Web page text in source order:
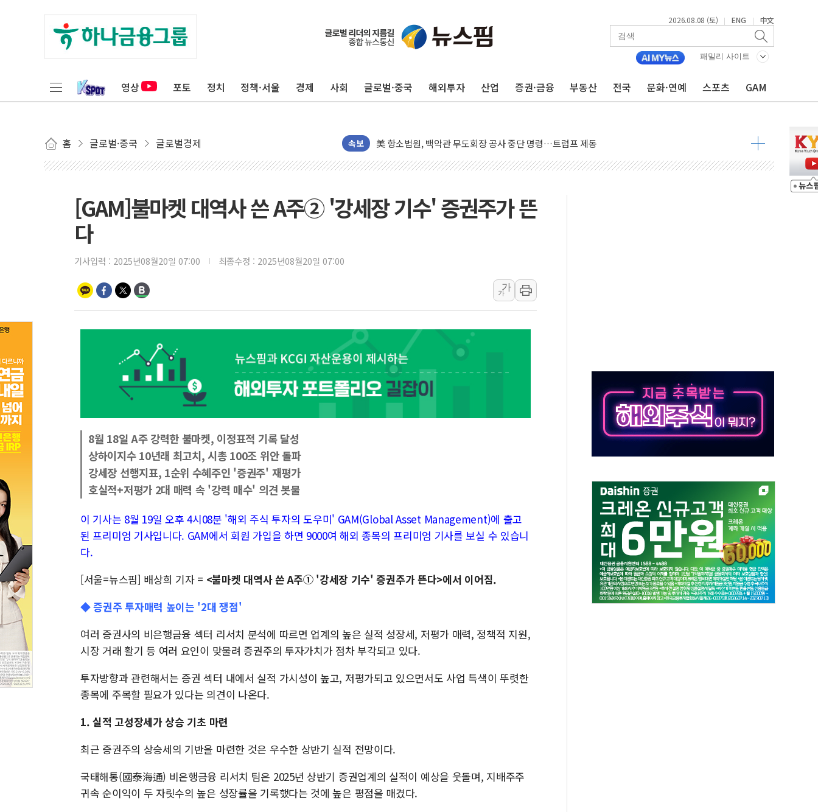
2026.08.08 (토) | ENG | 中文
패밀리 사이트
영상 포토 정치 정책·서울 경제 사회 글로벌·중국 해외투자 산업 증권·금융 부동산 전국 문화·연예 스포츠 GAM
홈 글로벌·중국 글로벌경제 속보
[종합] 이슬람 수니파 3국, '공동방위협정' 체결… 이스라엘·이란 위협에 맞설 자체 억지력 강화
美 항소법원, 백악관 무도회장 공사 중단 명령…트럼프 제동
이란의 핵심 원유 수출항 '하르그섬', 최근 1주일 이상 '올스톱'… 美 해상봉쇄 영향
[AI MY 뉴스] 뉴욕 반도체주 프리뷰...美 고용 쇼크에 반도체주 '활짝'
뉴욕증시 프리뷰, 美 고용 쇼크에 금리 인상 우려 후퇴…나스닥 선물 1%대 상승
보훈부, 미 DPAA와 MOU… "6·25 미군 실종자 7359명 끝까지 찾겠다"
트럼프 "금리 내려야"…파월 때와 달리 워시엔 톤 낮춰
李 "해남 태양광, 대한민국 다음 100년 밑거름…수도권 집중 완화 전환점"
李 대통령, '6시간 마라톤 부동산 2차 회의' 주재… "전폭적 공급 확대·속도전 총력"
트럼프, 中 겨냥 폴리실리콘 관세 15% 부과…美 태양광주 급등
[사진] 빈살만과 에르도안의 만남
이란와이어 "이란 최고지도자 위독…곧 사망해도 놀랍지 않아"
남동발전, 해남군에 국내 최대 규모 400MW 태양광 착공…여의도 1.6배 규모
[인도증시] 중동 불안 속 유가 상승에 소폭 하락...금융주 낙폭 커
[GAM]불마켓 대역사 쓴 A주② '강세장 기수' 증권주가 뜬
다
기사입력 : 2025년08월20일 07:00 최종수정 : 2025년08월20일 07:00
가
가
8월 18일 A주 강력한 불마켓, 이정표적 기록 달성
상하이지수 10년래 최고치, 시총 100조 위안 돌파
강세장 선행지표, 1순위 수혜주인 '증권주' 재평가
호실적+저평가 2대 매력 속 '강력 매수' 의견 봇물
이 기사는 8월 19일 오후 4시08분 '해외 주식 투자의 도우미' GAM(Global Asset Management)에 출고
된 프리미엄 기사입니다. GAM에서 회원 가입을 하면 9000여 해외 종목의 프리미엄 기사를 보실 수 있습니
다.
[서울=뉴스핌] 배상희 기자 = <불마켓 대역사 쓴 A주① '강세장 기수' 증권주가 뜬다>에서 이어짐.
◆ 증권주 투자매력 높이는 '2대 쟁점'
여러 증권사의 비은행금융 섹터 리서치 분석에 따르면 업계의 높은 실적 성장세, 저평가 매력, 정책적 지원,
시장 거래 활기 등 여러 요인이 맞물려 증권주의 투자가치가 점차 부각되고 있다.
투자방향과 관련해서는 증권 섹터 내에서 실적 가시성이 높고, 저평가되고 있으면서도 사업 특색이 뚜렷한
종목에 주목할 필요가 있다는 의견이 나온다.
1. 실적 고성장세가 상승 기초 마련
최근 증권주의 상승세의 기반을 마련한 것은 우수한 상반기 실적 전망이다.
국태해통(國泰海通) 비은행금융 리서치 팀은 2025년 상반기 증권업계의 실적이 예상을 웃돌며, 지배주주
귀속 순이익이 두 자릿수의 높은 성장률을 기록했다는 것에 높은 평점을 매겼다.